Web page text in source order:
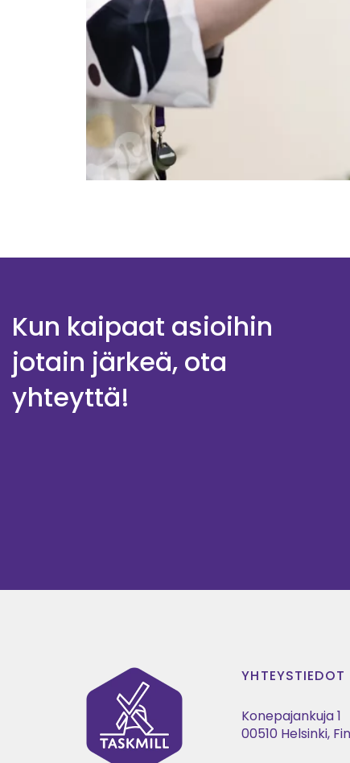
Kun kaipaat asioihin
jotain järkeä, ota
yhteyttä!
YHTEYSTIEDOT
Konepajankuja 1
00510 Helsinki,